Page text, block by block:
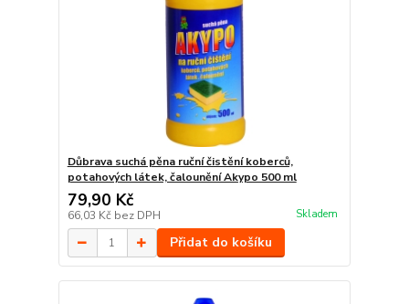
Důbrava suchá pěna ruční čistění koberců,
potahových látek, čalounění Akypo 500 ml
79,90 Kč
66,03 Kč bez DPH Skladem
Přidat do košíku